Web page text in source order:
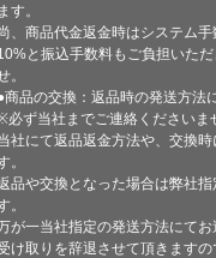
ます。
、商品代金返金時はシステム
と振込手数料もご負担いた
。
商品の交換：返品時の発送方法
必ず当社までご連絡くださいま
社にて返品返金方法や、交換
。
品や交換となった場合は弊社
。
が一当社指定の発送方法にてお
け取りを辞退させて頂きますの